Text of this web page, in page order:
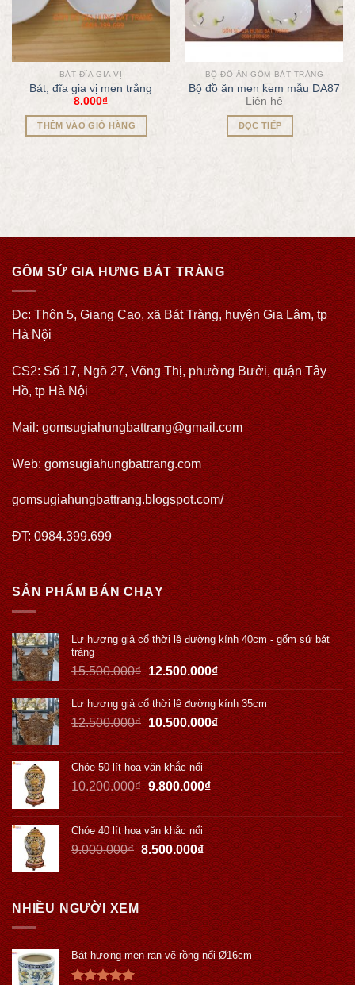
BÁT ĐĨA GIA VỊ
Bát, đĩa gia vị men trắng
8.000₫
THÊM VÀO GIỎ HÀNG
BỘ ĐỒ ĂN GỐM BÁT TRÀNG
Bộ đồ ăn men kem mẫu DA87
Liên hệ
ĐỌC TIẾP
GỐM SỨ GIA HƯNG BÁT TRÀNG
Đc: Thôn 5, Giang Cao, xã Bát Tràng, huyện Gia Lâm, tp
Hà Nội
CS2: Số 17, Ngõ 27, Võng Thị, phường Bưởi, quận Tây
Hồ, tp Hà Nội
Mail: gomsugiahungbattrang@gmail.com
Web:gomsugiahungbattrang.com
gomsugiahungbattrang.blogspot.com/
ĐT: 0984.399.699
SẢN PHẨM BÁN CHẠY
Lư hương giả cổ thời lê đường kính 40cm - gốm sứ bát
tràng
15.500.000₫ 12.500.000₫
Lư hương giả cổ thời lê đường kính 35cm
12.500.000₫ 10.500.000₫
Chóe 50 lít hoa văn khắc nổi
10.200.000₫ 9.800.000₫
Chóe 40 lít hoa văn khắc nổi
9.000.000₫ 8.500.000₫
NHIỀU NGƯỜI XEM
Bát hương men rạn vẽ rồng nổi Ø16cm